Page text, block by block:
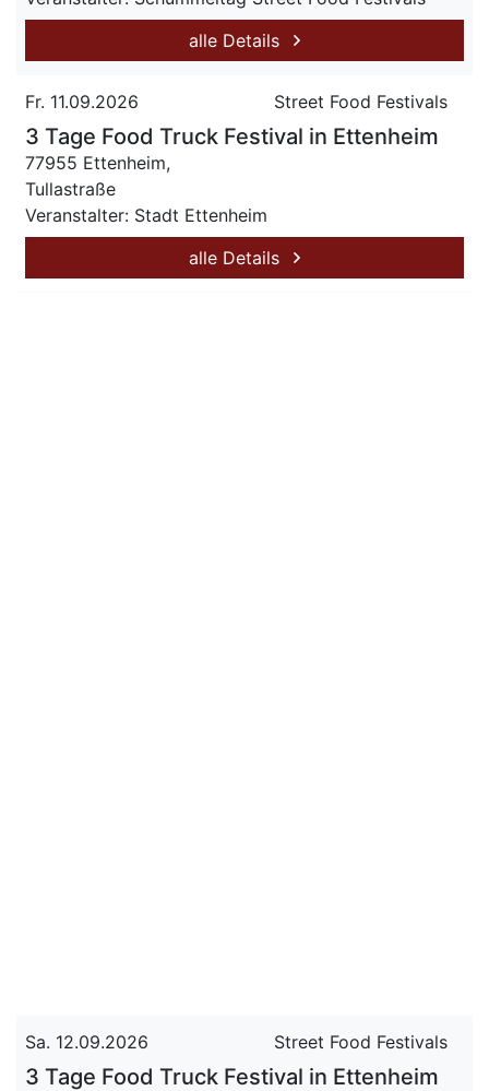
alle Details
Fr. 11.09.2026 Street Food Festivals
3 Tage Food Truck Festival in Ettenheim
77955 Ettenheim,
Tullastraße
Veranstalter: Stadt Ettenheim
alle Details
Sa. 12.09.2026 Street Food Festivals
3 Tage Food Truck Festival in Ettenheim